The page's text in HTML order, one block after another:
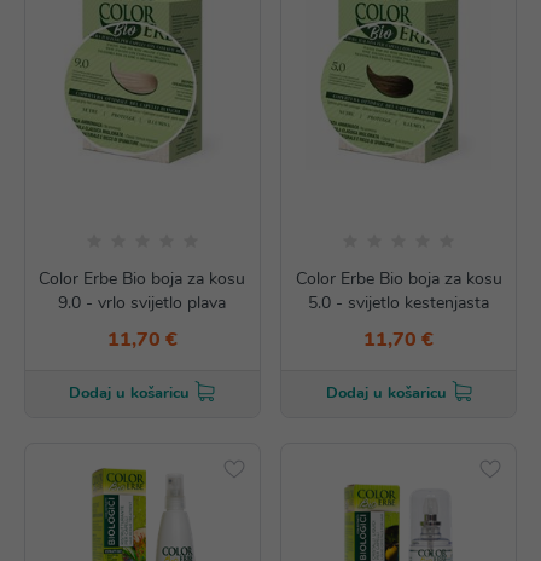
Color Erbe Bio boja za kosu
9.0 - vrlo svijetlo plava
11,70 €
Dodaj u košaricu
Color Erbe Bio boja za kosu
5.0 - svijetlo kestenjasta
11,70 €
Dodaj u košaricu